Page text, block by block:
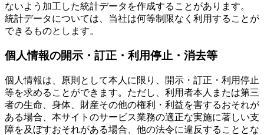
ないよう加工した統計データを作成することがあります。
統計データについては、当社は何等制限なく利用することが
できるものとします。
個人情報の開示・訂正・利用停止・消去等
個人情報は、原則として本人に限り、開示・訂正・利用停止
等を求めることができます。ただし、利用者本人または第三
者の生命、身体、財産その他の権利・利益を害するおそれが
ある場合、本サイトのサービス業務の適正な実施に著しい支
障を及ぼすおそれがある場合、他の法令に違反することとな